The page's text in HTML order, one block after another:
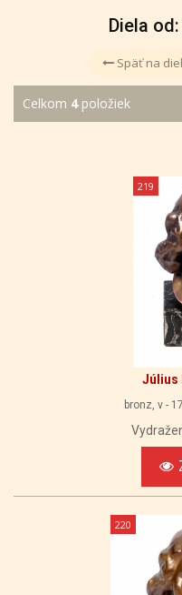
Diela
Späť na
Celkom 4položiek
219
Július
bronz, v -
220